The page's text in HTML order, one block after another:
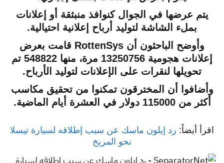
يتم عرضها في الجوال كنوافذ منبثقة أو إعلانات
بملء الشاشة لتوليد أرباح إعلانية احتيالية.
وأوضح الباحثون أن RottenSys قامت بعرض
إعلانات هجومية 13250756 مرة، منها 548822 تم
تحويلها لنقرات على الإعلانات لتوليد الأرباح.
وأضافوا أن المخترقون تمكنوا من تحقيق مكاسب
أكثر من 115000 دولار في العشرة أيام الماضية.
اقرأ أيضاً: رد إيلون ماسك عن سبب إطلاقه لسيارة تيسلا
نحو المريخ